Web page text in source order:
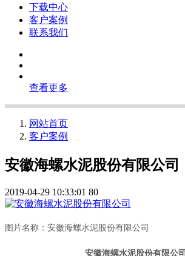
下载中心
客户案例
联系我们
查看更多
网站首页
客户案例
安徽海螺水泥股份有限公司
2019-04-29 10:33:01 80
图片名称：安徽海螺水泥股份有限公司
安徽海螺水泥股份有限公司